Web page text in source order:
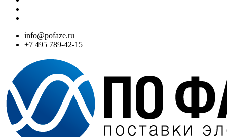
info@pofaze.ru
+7 495 789-42-15